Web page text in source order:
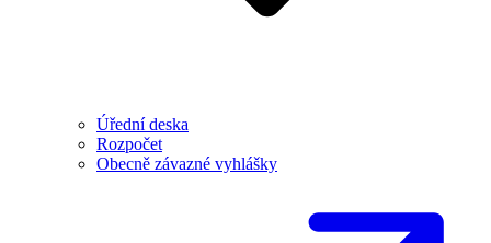
Úřední deska
Rozpočet
Obecně závazné vyhlášky